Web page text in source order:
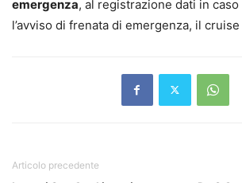
emergenza, al registrazione dati in
l’avviso di frenata di emergenza, il
Articolo precedente